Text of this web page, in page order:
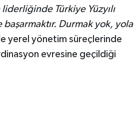
liderliğinde Türkiye Yüzyılı
Durmak yok, yola
yerel yönetim süreçlerinde
evresine geçildiği